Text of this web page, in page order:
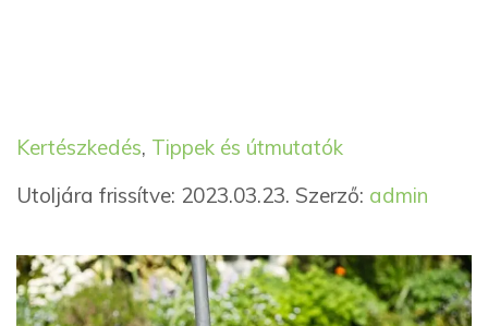
Kategória
Kertészkedés, Tippek és útmutatókCímkék
Utoljára frissítve: 2023.03.23. Szerző: admin